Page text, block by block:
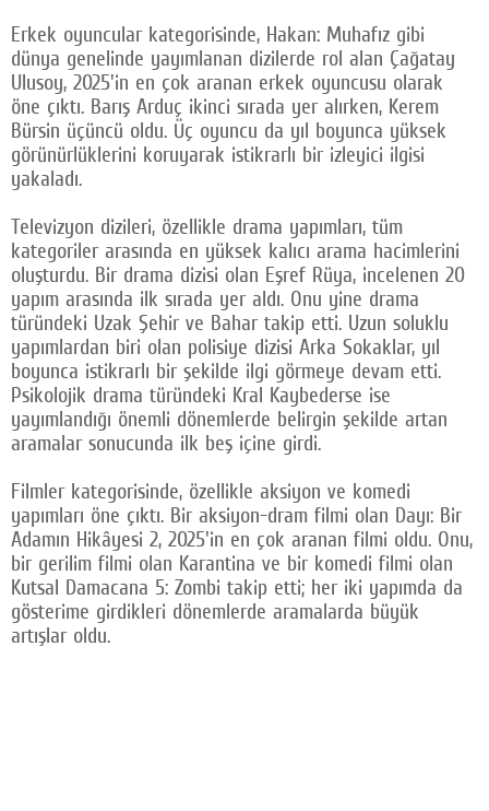
Erkek oyuncular kategorisinde, Hakan: Muhafız gibi
dünya genelinde yayımlanan dizilerde rol alan Çağatay
Ulusoy, 2025'in en çok aranan erkek oyuncusu olarak
öne çıktı. Barış Arduç ikinci sırada yer alırken, Kerem
Bürsin üçüncü oldu. Üç oyuncu da yıl boyunca yüksek
görünürlüklerini koruyarak istikrarlı bir izleyici ilgisi
yakaladı.
Televizyon dizileri, özellikle drama yapımları, tüm
kategoriler arasında en yüksek kalıcı arama hacimlerini
oluşturdu. Bir drama dizisi olan Eşref Rüya, incelenen 20
yapım arasında ilk sırada yer aldı. Onu yine drama
türündeki Uzak Şehir ve Bahar takip etti. Uzun soluklu
yapımlardan biri olan polisiye dizisi Arka Sokaklar, yıl
boyunca istikrarlı bir şekilde ilgi görmeye devam etti.
Psikolojik drama türündeki Kral Kaybederse ise
yayımlandığı önemli dönemlerde belirgin şekilde artan
aramalar sonucunda ilk beş içine girdi.
Filmler kategorisinde, özellikle aksiyon ve komedi
yapımları öne çıktı. Bir aksiyon-dram filmi olan Dayı: Bir
Adamın Hikâyesi 2, 2025'in en çok aranan filmi oldu. Onu,
bir gerilim filmi olan Karantina ve bir komedi filmi olan
Kutsal Damacana 5: Zombi takip etti; her iki yapımda da
gösterime girdikleri dönemlerde aramalarda büyük
artışlar oldu.